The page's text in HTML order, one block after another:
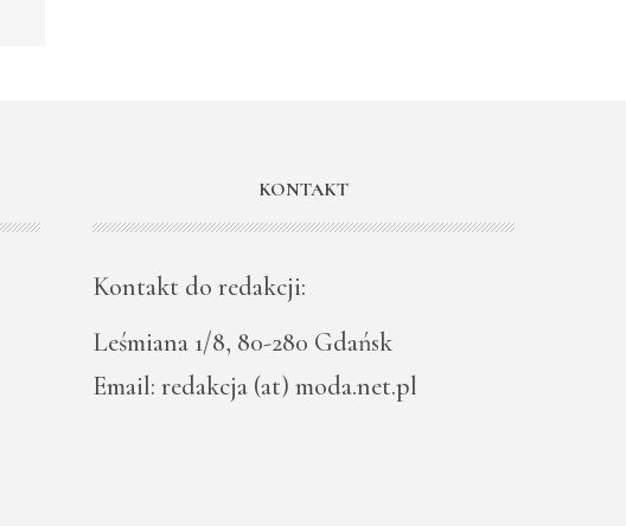
KONTAKT
Kontakt do redakcji:
Leśmiana 1/8, 80-280 Gdańsk
Email: redakcja (at) moda.net.pl